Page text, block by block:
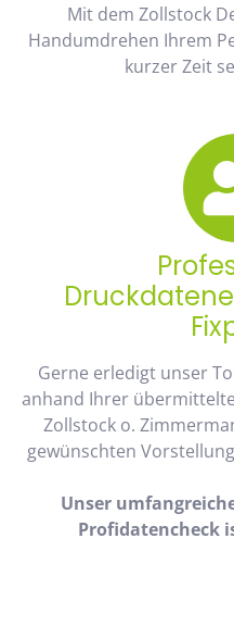
Mit dem Zollstock
Handumdrehen Ihrem
kurzer Zeit
Gerne erledigt unser
anhand Ihrer
Zollstock o.
gewünschten
Unser
Profidatencheck